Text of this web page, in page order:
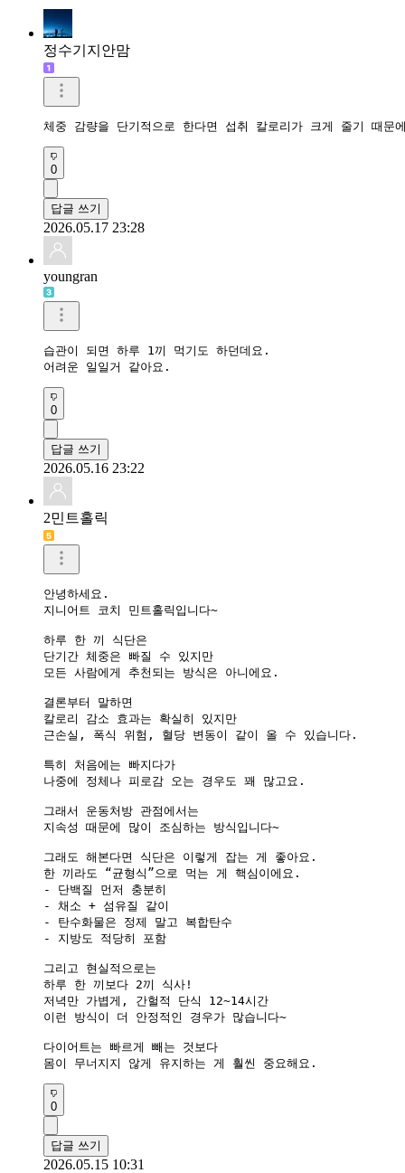
정수기지안맘
체중 감량을 단기적으로 한다면 섭취 칼로리가 크게 줄기 때문
0
답글 쓰기
2026.05.17 23:28
youngran
습관이 되면 하루 1끼 먹기도 하던데요.
어려운 일일거 같아요.
0
답글 쓰기
2026.05.16 23:22
2민트홀릭
안녕하세요.
지니어트 코치 민트홀릭입니다~
하루 한 끼 식단은
단기간 체중은 빠질 수 있지만
모든 사람에게 추천되는 방식은 아니에요.
결론부터 말하면
칼로리 감소 효과는 확실히 있지만
근손실, 폭식 위험, 혈당 변동이 같이 올 수 있습니다.
특히 처음에는 빠지다가
나중에 정체나 피로감 오는 경우도 꽤 많고요.
그래서 운동처방 관점에서는
지속성 때문에 많이 조심하는 방식입니다~
그래도 해본다면 식단은 이렇게 잡는 게 좋아요.
한 끼라도 “균형식”으로 먹는 게 핵심이에요.
- 단백질 먼저 충분히
- 채소 + 섬유질 같이
- 탄수화물은 정제 말고 복합탄수
- 지방도 적당히 포함
그리고 현실적으로는
하루 한 끼보다 2끼 식사!
저녁만 가볍게, 간헐적 단식 12~14시간
이런 방식이 더 안정적인 경우가 많습니다~
다이어트는 빠르게 빼는 것보다
몸이 무너지지 않게 유지하는 게 훨씬 중요해요.
0
답글 쓰기
2026.05.15 10:31